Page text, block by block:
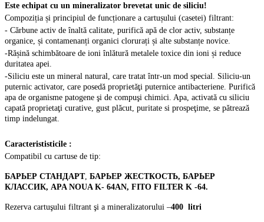
Este echipat cu un mineralizator brevetat unic de siliciu!
Compoziția și principiul de funcționare a cartușului (casetei) filtrant:
- Cărbune activ de înaltă calitate, purifică apă de clor activ, substanțe
organice, și contamenanți organici clorurați și alte substanțe novice.
-Rășină schimbătoare de ioni înlătură metalele toxice din ioni și reduce
duritatea apei.
-Siliciu este un mineral natural, care tratat într-un mod special. Siliciu-un
puternic activator, care posedă proprietăţi puternice antibacteriene. Purifică
apa de organisme patogene şi de compuşi chimici. Apa, activată cu siliciu
capată proprietaţi curative, gust plăcut, puritate si prospeţime, se pătrează
timp indelungat.
Caracterististicile :
Compatibil cu cartuse de tip:
БАРЬЕР СТАНДАРТ, БАРЬЕР ЖЕСТКОСТЬ, БАРЬЕР
КЛАССИК, APA NOUA K- 64AN, FITO FILTER K -64.
Rezerva cartuşului filtrant şi a mineralizatorului –400 litri